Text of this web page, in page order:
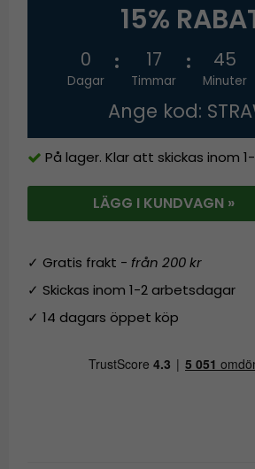
15%
0
Dagar
17
Timmar
45
Minuter
Ange kod:
På lager. Klar att skickas inom
LÄGG I KUNDVAGN »
✓ Gratis frakt -från 200 kr
✓ Skickas inom 1-2 arbetsdagar
✓ 14 dagars öppet köp